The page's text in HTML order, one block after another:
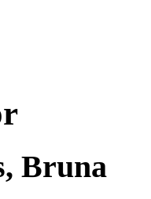
Bruna